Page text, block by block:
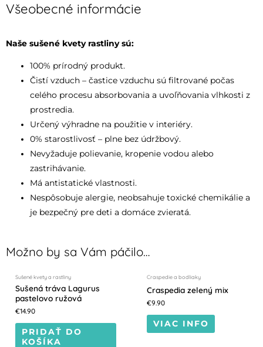
Všeobecné informácie
Naše sušené kvety rastliny sú:
100% prírodný produkt.
Čistí vzduch – častice vzduchu sú filtrované počas
celého procesu absorbovania a uvoľňovania vlhkosti z
prostredia.
Určený výhradne na použitie v interiéry.
0% starostlivosť – plne bez údržbový.
Nevyžaduje polievanie, kropenie vodou alebo
zastrihávanie.
Má antistatické vlastnosti.
Nespôsobuje alergie, neobsahuje toxické chemikálie a
je bezpečný pre deti a domáce zvieratá.
Možno by sa Vám páčilo…
Sušené kvety a rastliny
Sušená tráva Lagurus
pastelovo ružová
€14.90
PRIDAŤ DO
KOŠÍKA
Craspedie a bodliaky
Craspedia zelený mix
€9.90
VIAC INFO